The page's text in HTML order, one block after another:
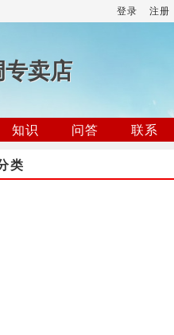
登录 注册
卖店
知识 问答
联系
类